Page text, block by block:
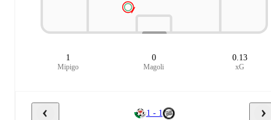
1
Mipigo
0
Magoli
0.13
xG
1 - 1